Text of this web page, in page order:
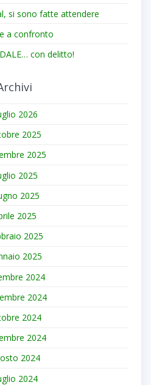
si sono fatte attendere
a confronto
con delitto!
2026
2025
2025
2025
2025
2025
2025
2025
2024
2024
2024
2024
2024
2024